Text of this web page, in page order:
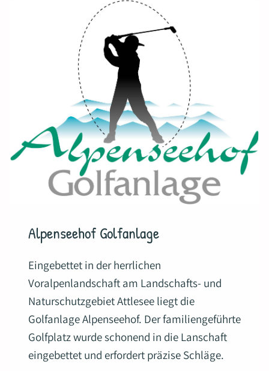
Alpenseehof Golfanlage
Eingebettet in der herrlichen
Voralpenlandschaft am Landschafts- und
Naturschutzgebiet Attlesee liegt die
Golfanlage Alpenseehof. Der familiengeführte
Golfplatz wurde schonend in die Lanschaft
eingebettet und erfordert präzise Schläge.